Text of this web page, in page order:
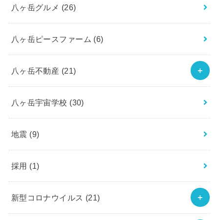
八ヶ岳グルメ (26)
八ヶ岳ピースファーム (6)
八ヶ岳不動産 (21)
八ヶ岳宇宙学校 (30)
地震 (9)
採用 (1)
新型コロナウイルス (21)